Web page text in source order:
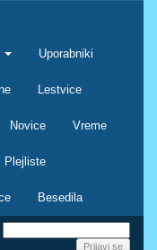
Uporabniki
Lestvice
Novice Vreme
Plejliste
Besedila